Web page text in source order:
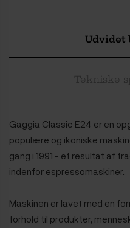
Udvidet
Tekniske
Gaggia Classic E24 er en
populære og ikoniske
gang i 1991 - et resultat af
indenfor espressomaskiner.
Maskinen er lavet med en
forhold til produkter,